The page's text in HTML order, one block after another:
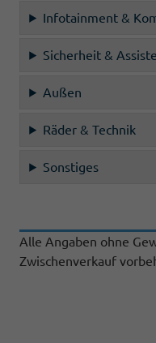
Infotainment &
Sicherheit &
Außen
Räder & Technik
Sonstiges
Alle Angaben ohne
Zwischenverkauf